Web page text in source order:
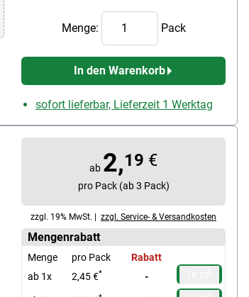
Menge: Pack
In den Warenkorb
sofort lieferbar, Lieferzeit 1 Werktag
ab 2,19 €
pro Pack (ab 3 Pack)
zzgl. 19% MwSt. | zzgl. Service- & Versandkosten
Mengenrabatt
Menge pro Pack
Rabatt
ab 1x
2,45 €* -